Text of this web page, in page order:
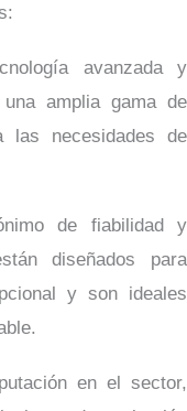
avanzada y
amplia gama de
las necesidades de
de fiabilidad y
diseñados para
y son ideales
en el sector,